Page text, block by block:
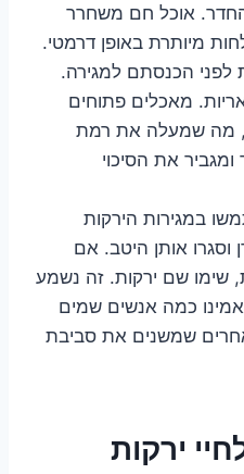
אוכל חם משחרר
מיותרת באופן דרמטי.
לפני הכנסתם למגירה.
מאכלים פתוחים
מה שמעלה את רמת
את הסיכוי
במגירות הירקות
וסגרו אותן היטב. אם
שימו שם ירקות. זה נשמע
כמה אנשים שמים
שמשנים את סביבת
ירקות